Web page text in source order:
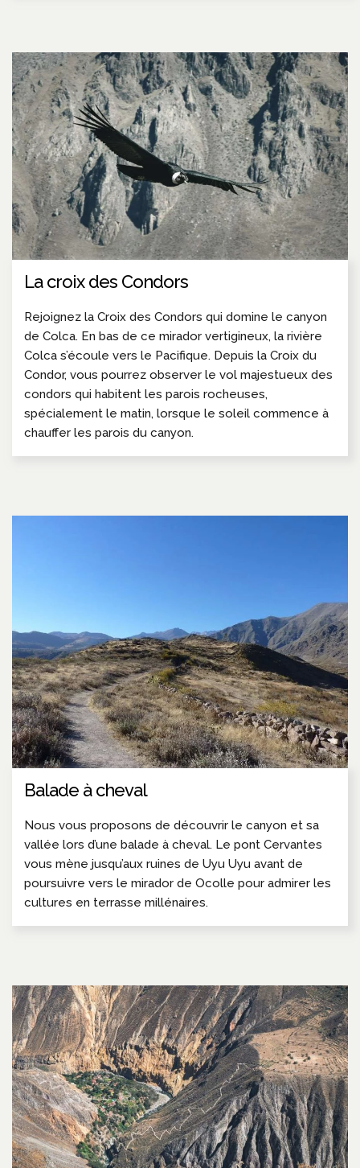
La croix des Condors
Rejoignez la Croix des Condors qui domine le canyon
de Colca. En bas de ce mirador vertigineux, la rivière
Colca s’écoule vers le Pacifique. Depuis la Croix du
Condor, vous pourrez observer le vol majestueux des
condors qui habitent les parois rocheuses,
spécialement le matin, lorsque le soleil commence à
chauffer les parois du canyon.
Balade à cheval
Nous vous proposons de découvrir le canyon et sa
vallée lors d’une balade à cheval. Le pont Cervantes
vous mène jusqu’aux ruines de Uyu Uyu avant de
poursuivre vers le mirador de Ocolle pour admirer les
cultures en terrasse millénaires.